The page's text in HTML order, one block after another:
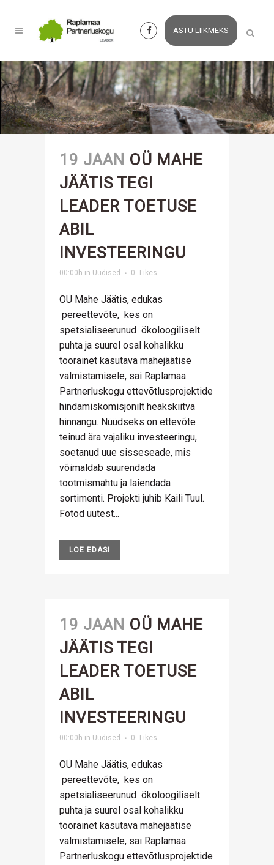
ASTU LIIKMEKS
19 JAAN OÜ MAHE
JÄÄTIS TEGI
LEADER TOETUSE
ABIL
INVESTEERINGU
00:00h in Uudised 0 Likes
OÜ Mahe Jäätis, edukas
pereettevõte, kes on
spetsialiseerunud ökoloogiliselt
puhta ja suurel osal kohalikku
toorainet kasutava mahejäätise
valmistamisele, sai Raplamaa
Partnerluskogu ettevõtlusprojektide
hindamiskomisjonilt heakskiitva
hinnangu. Nüüdseks on ettevõte
teinud ära vajaliku investeeringu,
soetanud uue sisseseade, mis
võimaldab suurendada
tootmismahtu ja laiendada
sortimenti. Projekti juhib Kaili Tuul.
Fotod uutest...
LOE EDASI
19 JAAN OÜ MAHE
JÄÄTIS TEGI
LEADER TOETUSE
ABIL
INVESTEERINGU
00:00h in Uudised 0 Likes
OÜ Mahe Jäätis, edukas
pereettevõte, kes on
spetsialiseerunud ökoloogiliselt
puhta ja suurel osal kohalikku
toorainet kasutava mahejäätise
valmistamisele, sai Raplamaa
Partnerluskogu ettevõtlusprojektide